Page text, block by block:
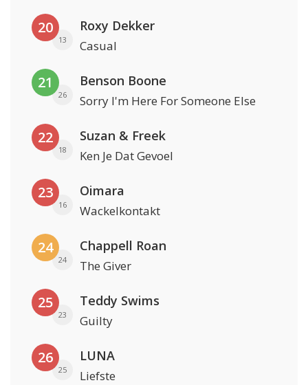
20
13
Roxy Dekker
Casual
21
26
Benson Boone
Sorry I'm Here For Someone Else
22
18
Suzan & Freek
Ken Je Dat Gevoel
23
16
Oimara
Wackelkontakt
24
24
Chappell Roan
The Giver
25
23
Teddy Swims
Guilty
26
25
LUNA
Liefste